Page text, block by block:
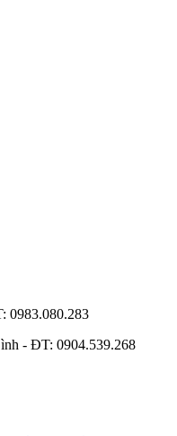
0983.080.283
- ĐT: 0904.539.268